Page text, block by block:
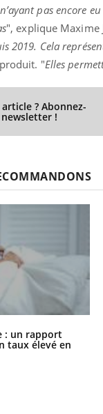
pas encore
", explique Maxime
2019. Cela
"Elles
? Abonnez-
!
: un rapport
taux élevé en